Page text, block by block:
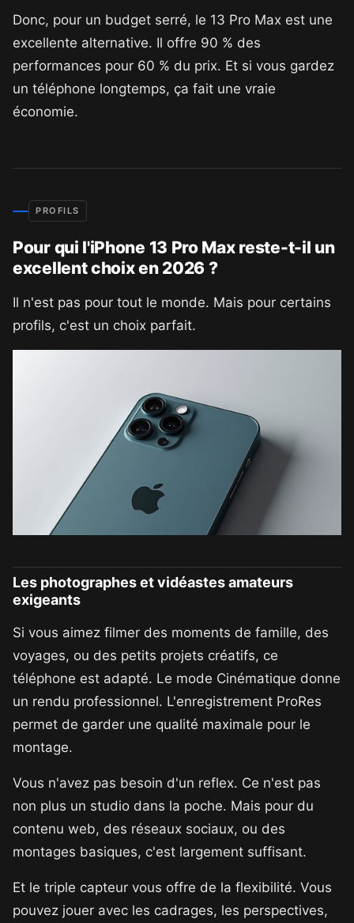
Donc, pour un budget serré, le 13 Pro Max est une
excellente alternative. Il offre 90 % des
performances pour 60 % du prix. Et si vous gardez
un téléphone longtemps, ça fait une vraie
économie.
PROFILS
Pour qui l'iPhone 13 Pro Max reste-t-il un
excellent choix en 2026 ?
Il n'est pas pour tout le monde. Mais pour certains
profils, c'est un choix parfait.
Les photographes et vidéastes amateurs
exigeants
Si vous aimez filmer des moments de famille, des
voyages, ou des petits projets créatifs, ce
téléphone est adapté. Le mode Cinématique donne
un rendu professionnel. L'enregistrement ProRes
permet de garder une qualité maximale pour le
montage.
Vous n'avez pas besoin d'un reflex. Ce n'est pas
non plus un studio dans la poche. Mais pour du
contenu web, des réseaux sociaux, ou des
montages basiques, c'est largement suffisant.
Et le triple capteur vous offre de la flexibilité. Vous
pouvez jouer avec les cadrages, les perspectives,